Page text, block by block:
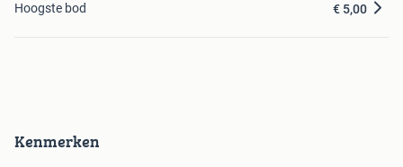
Kenmerken
Hoogste bod € 5,00